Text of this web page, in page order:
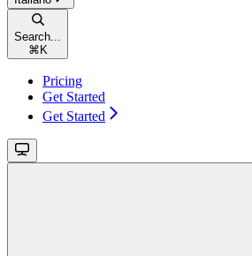
Search...
⌘K
Pricing
Get Started
Get Started